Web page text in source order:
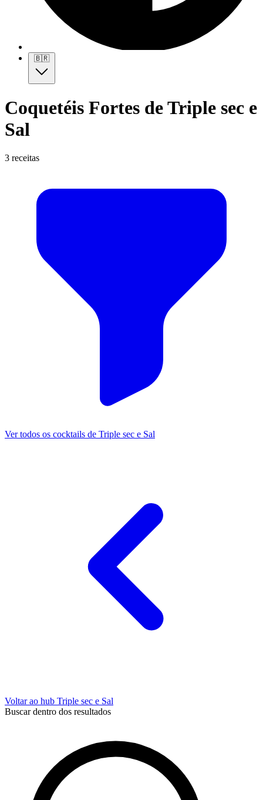
🇧🇷
Coquetéis Fortes de Triple sec e
Sal
3 receitas
Ver todos os cocktails de Triple sec e Sal
Voltar ao hub Triple sec e Sal
Buscar dentro dos resultados